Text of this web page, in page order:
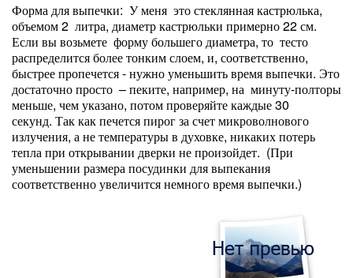
Форма для выпечки: У меня это стеклянная кастрюлька,
объемом 2 литра, диаметр кастрюльки примерно 22 см.
Если вы возьмете форму большего диаметра, то тесто
распределится более тонким слоем, и, соответственно,
быстрее пропечется - нужно уменьшить время выпечки. Это
достаточно просто – пеките, например, на минуту-полторы
меньше, чем указано, потом проверяйте каждые 30
секунд. Так как печется пирог за счет микроволнового
излучения, а не температуры в духовке, никаких потерь
тепла при открывании дверки не произойдет. (При
уменьшении размера посудинки для выпекания
соответственно увеличится немного время выпечки.)